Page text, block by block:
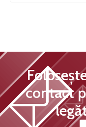
contact